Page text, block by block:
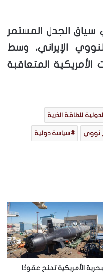
الجدل المستمر
الإيراني، وسط
المتعاقبة
للطاقة الذرية
نووي سياسة دولية
البحرية الأمريكية تمنح عقودًا